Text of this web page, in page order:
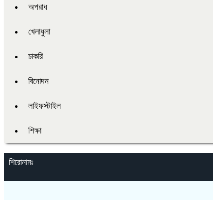
অপরাধ
খেলাধুলা
চাকরি
বিনোদন
লাইফস্টাইল
শিক্ষা
শিরোনামঃ